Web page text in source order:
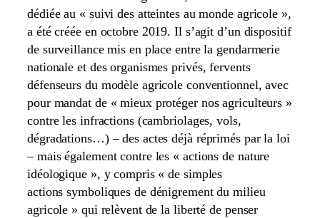
dédiée au « suivi des atteintes au monde agricole »,
a été créée en octobre 2019. Il s’agit d’un dispositif
de surveillance mis en place entre la gendarmerie
nationale et des organismes privés, fervents
défenseurs du modèle agricole conventionnel, avec
pour mandat de « mieux protéger nos agriculteurs »
contre les infractions (cambriolages, vols,
dégradations…) – des actes déjà réprimés par la loi
– mais également contre les « actions de nature
idéologique », y compris « de simples
actions symboliques de dénigrement du milieu
agricole » qui relèvent de la liberté de penser